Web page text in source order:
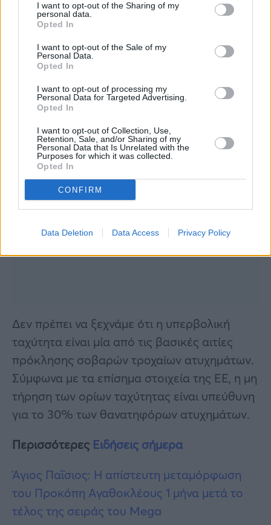
I want to opt-out of the Sharing of my
personal data.
Opted In
I want to opt-out of the Sale of my
Personal Data.
Opted In
I want to opt-out of processing my
Personal Data for Targeted Advertising.
Opted In
I want to opt-out of Collection, Use,
Retention, Sale, and/or Sharing of my
Personal Data that Is Unrelated with the
Purposes for which it was collected.
Opted In
CONFIRM
Data Deletion Data Access Privacy Policy
Δεν πρέπει να ξεχνάμε ότι η υπερβολική
ταχύτητα είναι μία από τις βασικές αιτίες
πρόκλησης σοβαρών τροχαίων ατυχημάτων.
Σύμφωνα με τα επίσημα στοιχεία της ΕΕ, η μη
τήρηση των ορίων ταχύτητας είναι υπεύθυνη
για το 30% των θανατηφόρων ατυχημάτων.
Περισσότερες Ειδήσεις σήμερα
Άγιος Παΐσιος: Η απίστευτη μεταμόρφωση
του Προκόπη Αγαθοκλέους 1 μήνα μετά το
τέλος της σειράς του Mega